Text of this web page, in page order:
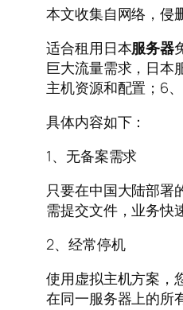
本文收集自网络，侵
适合租用日本服务器
巨大流量需求，日本
主机资源和配置；6
具体内容如下：
1、无备案需求
只要在中国大陆部署
需提交文件，业务快
2、经常停机
使用虚拟主机方案，
在同一服务器上的所